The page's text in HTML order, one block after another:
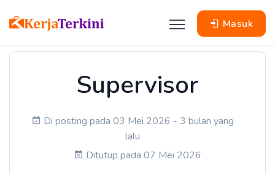
Masuk
Supervisor
Di posting pada 03 Mei 2026 - 3 bulan yang
lalu
Ditutup pada 07 Mei 2026